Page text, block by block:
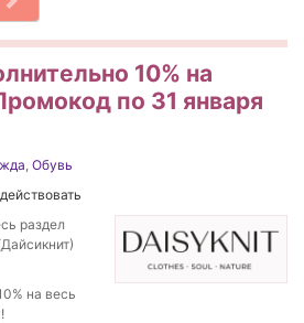
10% на
по 31 января
, Обувь
раздел
на весь